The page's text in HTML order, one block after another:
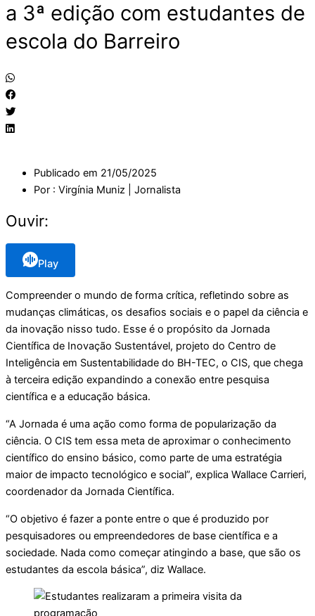
a 3ª edição com estudantes de
escola do Barreiro
Publicado em 21/05/2025
Por : Virgínia Muniz | Jornalista
Ouvir:
Play
Compreender o mundo de forma crítica, refletindo sobre as
mudanças climáticas, os desafios sociais e o papel da ciência e
da inovação nisso tudo. Esse é o propósito da Jornada
Científica de Inovação Sustentável, projeto do Centro de
Inteligência em Sustentabilidade do BH-TEC, o CIS, que chega
à terceira edição expandindo a conexão entre pesquisa
científica e a educação básica.
“A Jornada é uma ação como forma de popularização da
ciência. O CIS tem essa meta de aproximar o conhecimento
científico do ensino básico, como parte de uma estratégia
maior de impacto tecnológico e social”, explica Wallace Carrieri,
coordenador da Jornada Científica.
“O objetivo é fazer a ponte entre o que é produzido por
pesquisadores ou empreendedores de base científica e a
sociedade. Nada como começar atingindo a base, que são os
estudantes da escola básica”, diz Wallace.